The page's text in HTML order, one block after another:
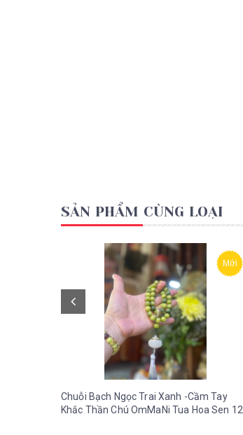
SẢN PHẨM CÙNG LOẠI
Mới
Chuỗi Bạch Ngọc Trai Xanh -Cầm Tay
Khắc Thần Chú OmMaNi Tua Hoa Sen 12